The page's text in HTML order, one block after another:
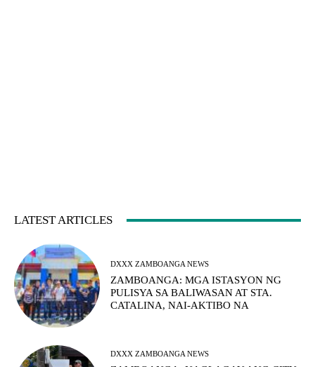
LATEST ARTICLES
DXXX ZAMBOANGA NEWS
ZAMBOANGA: MGA ISTASYON NG
PULISYA SA BALIWASAN AT STA.
CATALINA, NAI-AKTIBO NA
DXXX ZAMBOANGA NEWS